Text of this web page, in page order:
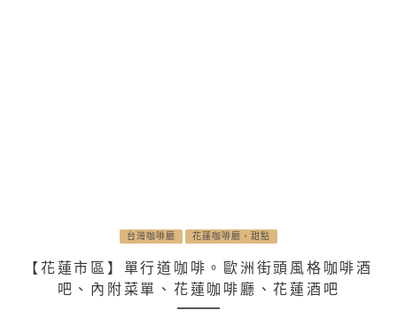
台灣咖啡廳 花蓮咖啡廳、甜點
【花蓮市區】單行道咖啡。歐洲街頭風格咖啡酒
吧、內附菜單、花蓮咖啡廳、花蓮酒吧